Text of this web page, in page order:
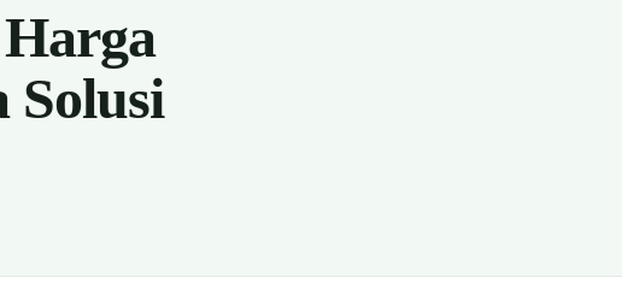
Solusi